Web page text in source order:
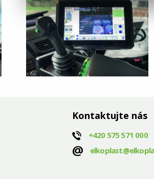
Kontaktujte nás
+420 575 571 000
@